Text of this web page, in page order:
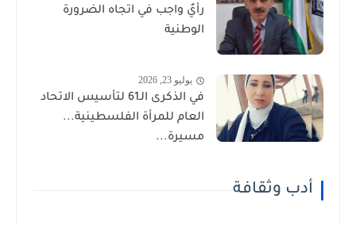
رأيٌ واجب في اتجاه الضرورة
الوطنية
يوليو 23, 2026
في الذكرى الـ61 لتأسيس الاتحاد
العام للمرأة الفلسطينية...
مسيرة...
أدب وثقافة